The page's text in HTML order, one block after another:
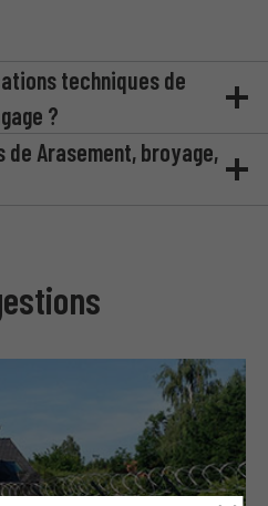
techniques de
?
de Arasement, broyage,